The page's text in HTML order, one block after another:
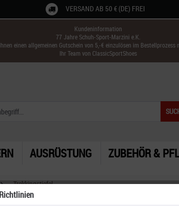
VERSAND AB 50 € (DE) FREI
Kundeninformation
77 Jahre Schuh-Sport-Marzini e.K.
einen allgemeinen Gutschein von 5,-€ einzulösen im Bestellprozess
Ihr Team von ClassicSportShoes
AUSRÜSTUNG ZUBEHÖR &
Trekkingstiefel